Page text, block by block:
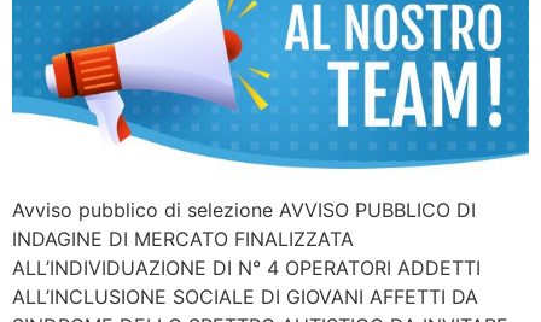
Avviso pubblico di selezione AVVISO PUBBLICO DI
INDAGINE DI MERCATO FINALIZZATA
ALL’INDIVIDUAZIONE DI N° 4 OPERATORI ADDETTI
ALL’INCLUSIONE SOCIALE DI GIOVANI AFFETTI DA